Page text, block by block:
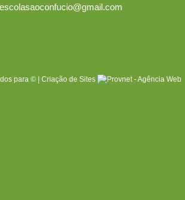
para © | Criação de Sites